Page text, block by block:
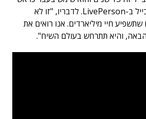
תחום אסטרטגייה למובייל ב-LivePerson. לדבריו, "זו לא
חיי מיליארדים. אנו רואים את
והיא תתרחש בעולם השיח".